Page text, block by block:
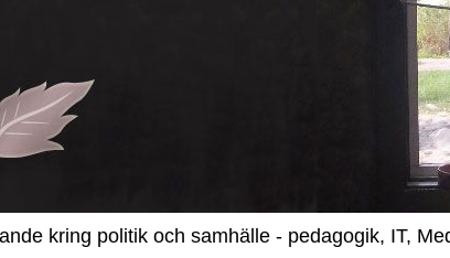
kring politik och samhälle - pedagogik, IT,